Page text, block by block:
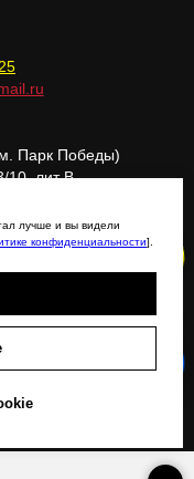
техники!
лучше и вы видели
конфиденциальности].
Парк Победы)
10, лит В